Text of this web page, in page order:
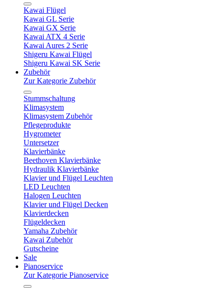
Kawai Flügel
Kawai GL Serie
Kawai GX Serie
Kawai ATX 4 Serie
Kawai Aures 2 Serie
Shigeru Kawai Flügel
Shigeru Kawai SK Serie
Zubehör
Zur Kategorie Zubehör
Stummschaltung
Klimasystem
Klimasystem Zubehör
Pflegeprodukte
Hygrometer
Untersetzer
Klavierbänke
Beethoven Klavierbänke
Hydraulik Klavierbänke
Klavier und Flügel Leuchten
LED Leuchten
Halogen Leuchten
Klavier und Flügel Decken
Klavierdecken
Flügeldecken
Yamaha Zubehör
Kawai Zubehör
Gutscheine
Sale
Pianoservice
Zur Kategorie Pianoservice